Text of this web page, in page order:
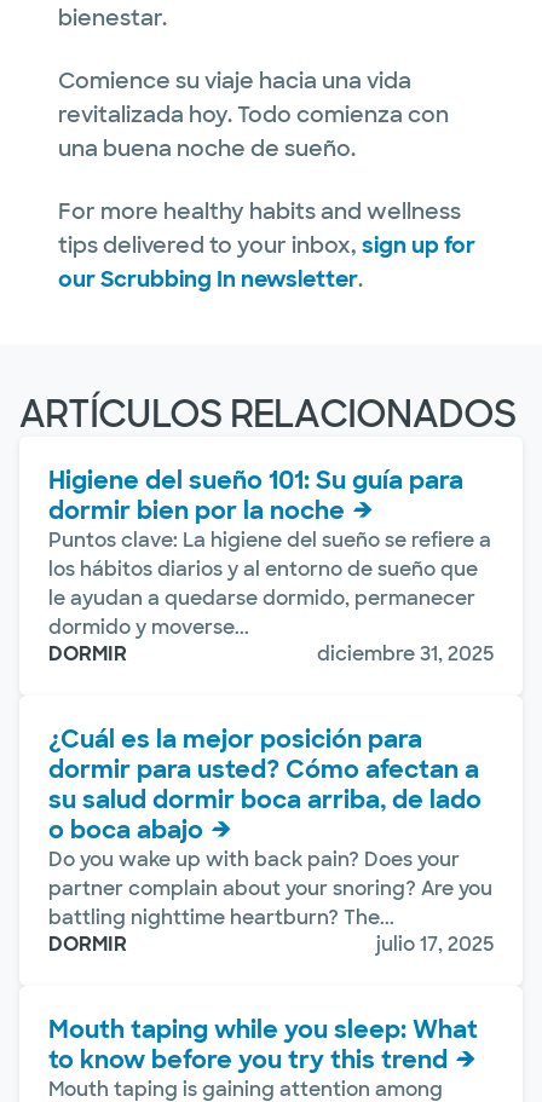
bienestar.
Comience su viaje hacia una vida
revitalizada hoy. Todo comienza con
una buena noche de sueño.
For more healthy habits and wellness
tips delivered to your inbox, sign up for
our Scrubbing In newsletter.
ARTÍCULOS RELACIONADOS
Higiene del sueño 101: Su guía para
dormir bien por la noche
Puntos clave: La higiene del sueño se refiere a
los hábitos diarios y al entorno de sueño que
le ayudan a quedarse dormido, permanecer
dormido y moverse...
DORMIR
diciembre 31, 2025
¿Cuál es la mejor posición para
dormir para usted? Cómo afectan a
su salud dormir boca arriba, de lado
o boca abajo
Do you wake up with back pain? Does your
partner complain about your snoring? Are you
battling nighttime heartburn? The...
DORMIR
julio 17, 2025
Mouth taping while you sleep: What
to know before you try this trend
Mouth taping is gaining attention among